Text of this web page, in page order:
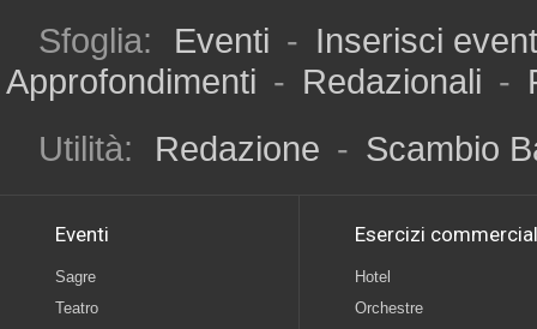
Sfoglia: Eventi - Inserisci
Approfondimenti - Redazionali -
Utilità:
Redazione - Scambio
Eventi
Sagre
Teatro
Esercizi
Hotel
Orchestre